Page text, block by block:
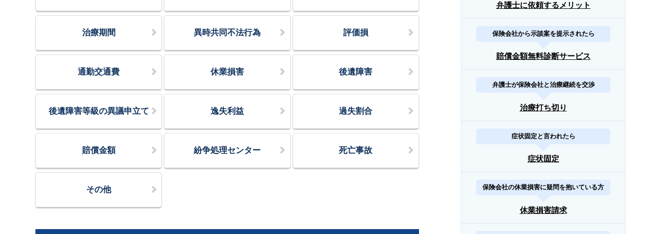
治療期間 異時共同不法行為 評価損
通勤交通費 休業損害 後遺障害
後遺障害等級の異議申立て 逸失利益 過失割合
賠償金額 紛争処理センター 死亡事故
その他
弁護士に依頼するメリット
保険会社から示談案を提示されたら
賠償金額無料診断サービス
弁護士が保険会社と治療継続を交渉
治療打ち切り
症状固定と言われたら
症状固定
保険会社の休業損害に疑問を抱いている方
休業損害請求